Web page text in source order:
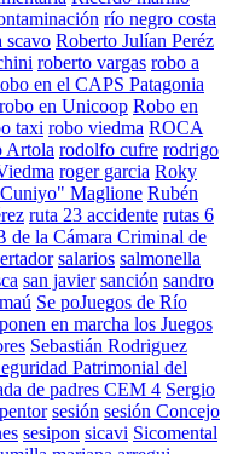
río negro costa
scavo Roberto Julían Peréz
roberto vargas robo a
en el CAPS Patagonia
robo en Unicoop Robo en
taxi robo viedma ROCA
Artola rodolfo cufre rodrigo
roger garcia Roky
Maglione Rubén
ruta 23 accidente rutas 6
de la Cámara Criminal de
salarios salmonella
san javier sanción sandro
Se poJuegos de Río
en marcha los Juegos
Sebastián Rodriguez
Patrimonial del
de padres CEM 4 Sergio
sesión sesión Concejo
sesipon sicavi Sicomental